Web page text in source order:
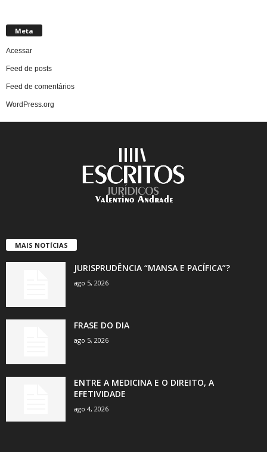
Meta
Acessar
Feed de posts
Feed de comentários
WordPress.org
MAIS NOTÍCIAS
JURISPRUDÊNCIA “MANSA E PACÍFICA”?
ago 5, 2026
FRASE DO DIA
ago 5, 2026
ENTRE A MEDICINA E O DIREITO, A
EFETIVIDADE
ago 4, 2026